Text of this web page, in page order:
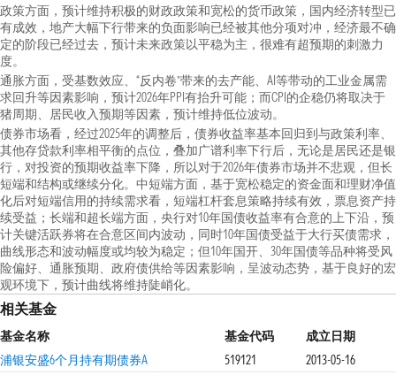
政策方面，预计维持积极的财政政策和宽松的货币政策，国内经济转型已
有成效，地产大幅下行带来的负面影响已经被其他分项对冲，经济最不确
定的阶段已经过去，预计未来政策以平稳为主，很难有超预期的刺激力
度。
通胀方面，受基数效应、“反内卷”带来的去产能、AI等带动的工业金属需
求回升等因素影响，预计2026年PPI有抬升可能；而CPI的企稳仍将取决于
猪周期、居民收入预期等因素，预计维持低位波动。
债券市场看，经过2025年的调整后，债券收益率基本回归到与政策利率、
其他存贷款利率相平衡的点位，叠加广谱利率下行后，无论是居民还是银
行，对投资的预期收益率下降，所以对于2026年债券市场并不悲观，但长
短端和结构或继续分化。中短端方面，基于宽松稳定的资金面和理财净值
化后对短端信用的持续需求看，短端杠杆套息策略持续有效，票息资产持
续受益；长端和超长端方面，央行对10年国债收益率有合意的上下沿，预
计关键活跃券将在合意区间内波动，同时10年国债受益于大行买债需求，
曲线形态和波动幅度或均较为稳定；但10年国开、30年国债等品种将受风
险偏好、通胀预期、政府债供给等因素影响，呈波动态势，基于良好的宏
观环境下，预计曲线将维持陡峭化。
相关基金
基金名称 基金代码
成立日期
浦银安盛6个月持有期债券A
519121
2013-05-16